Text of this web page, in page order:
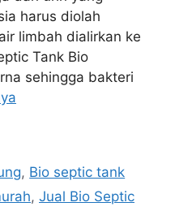
harus diolah
limbah dialirkan ke
Tank Bio
sehingga bakteri
, Bio septic tank
, Jual Bio Septic